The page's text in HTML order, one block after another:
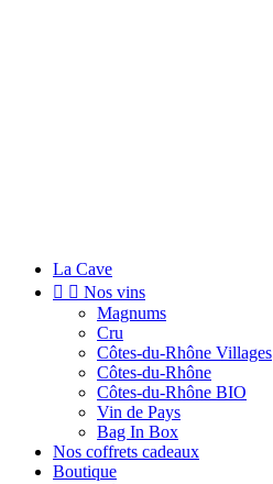
La Cave
  Nos vins
Magnums
Cru
Côtes-du-Rhône Villages
Côtes-du-Rhône
Côtes-du-Rhône BIO
Vin de Pays
Bag In Box
Nos coffrets cadeaux
Boutique